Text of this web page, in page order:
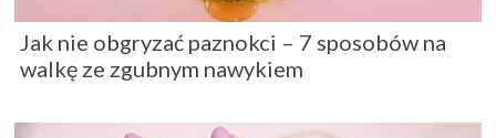
Jak nie obgryzać paznokci – 7 sposobów na
walkę ze zgubnym nawykiem